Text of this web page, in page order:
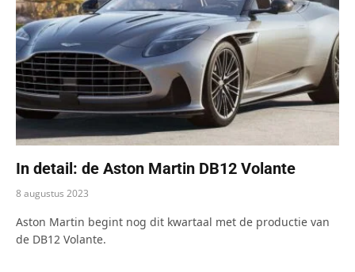
In detail: de Aston Martin DB12 Volante
8 augustus 2023
Aston Martin begint nog dit kwartaal met de productie van
de DB12 Volante.